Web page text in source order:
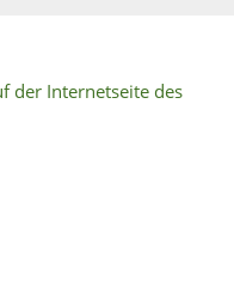
der Internetseite des